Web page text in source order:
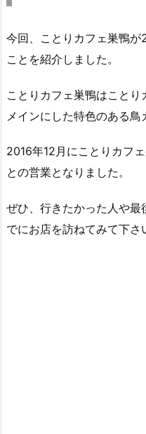
今回、ことりカフェ巣鴨
ことを紹介しました。
ことりカフェ巣鴨はこと
メインにした特色のある鳥
2016年12月にことりカフ
との営業となりました。
ぜひ、行きたかった人や
でにお店を訪ねてみて下さ